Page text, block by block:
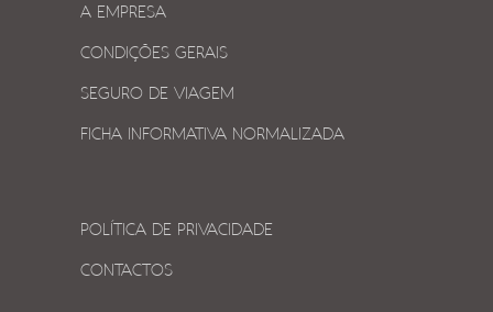
A EMPRESA
CONDIÇÕES GERAIS
SEGURO DE VIAGEM
FICHA INFORMATIVA NORMALIZADA
POLÍTICA DE PRIVACIDADE
CONTACTOS